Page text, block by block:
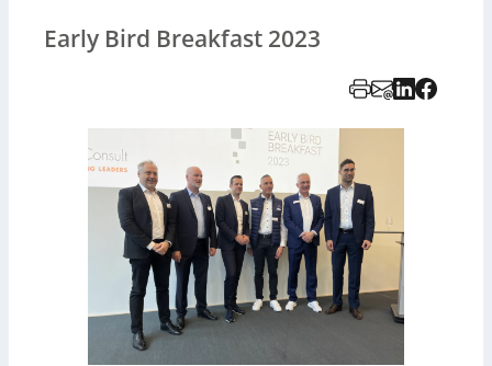
Early Bird Breakfast 2023